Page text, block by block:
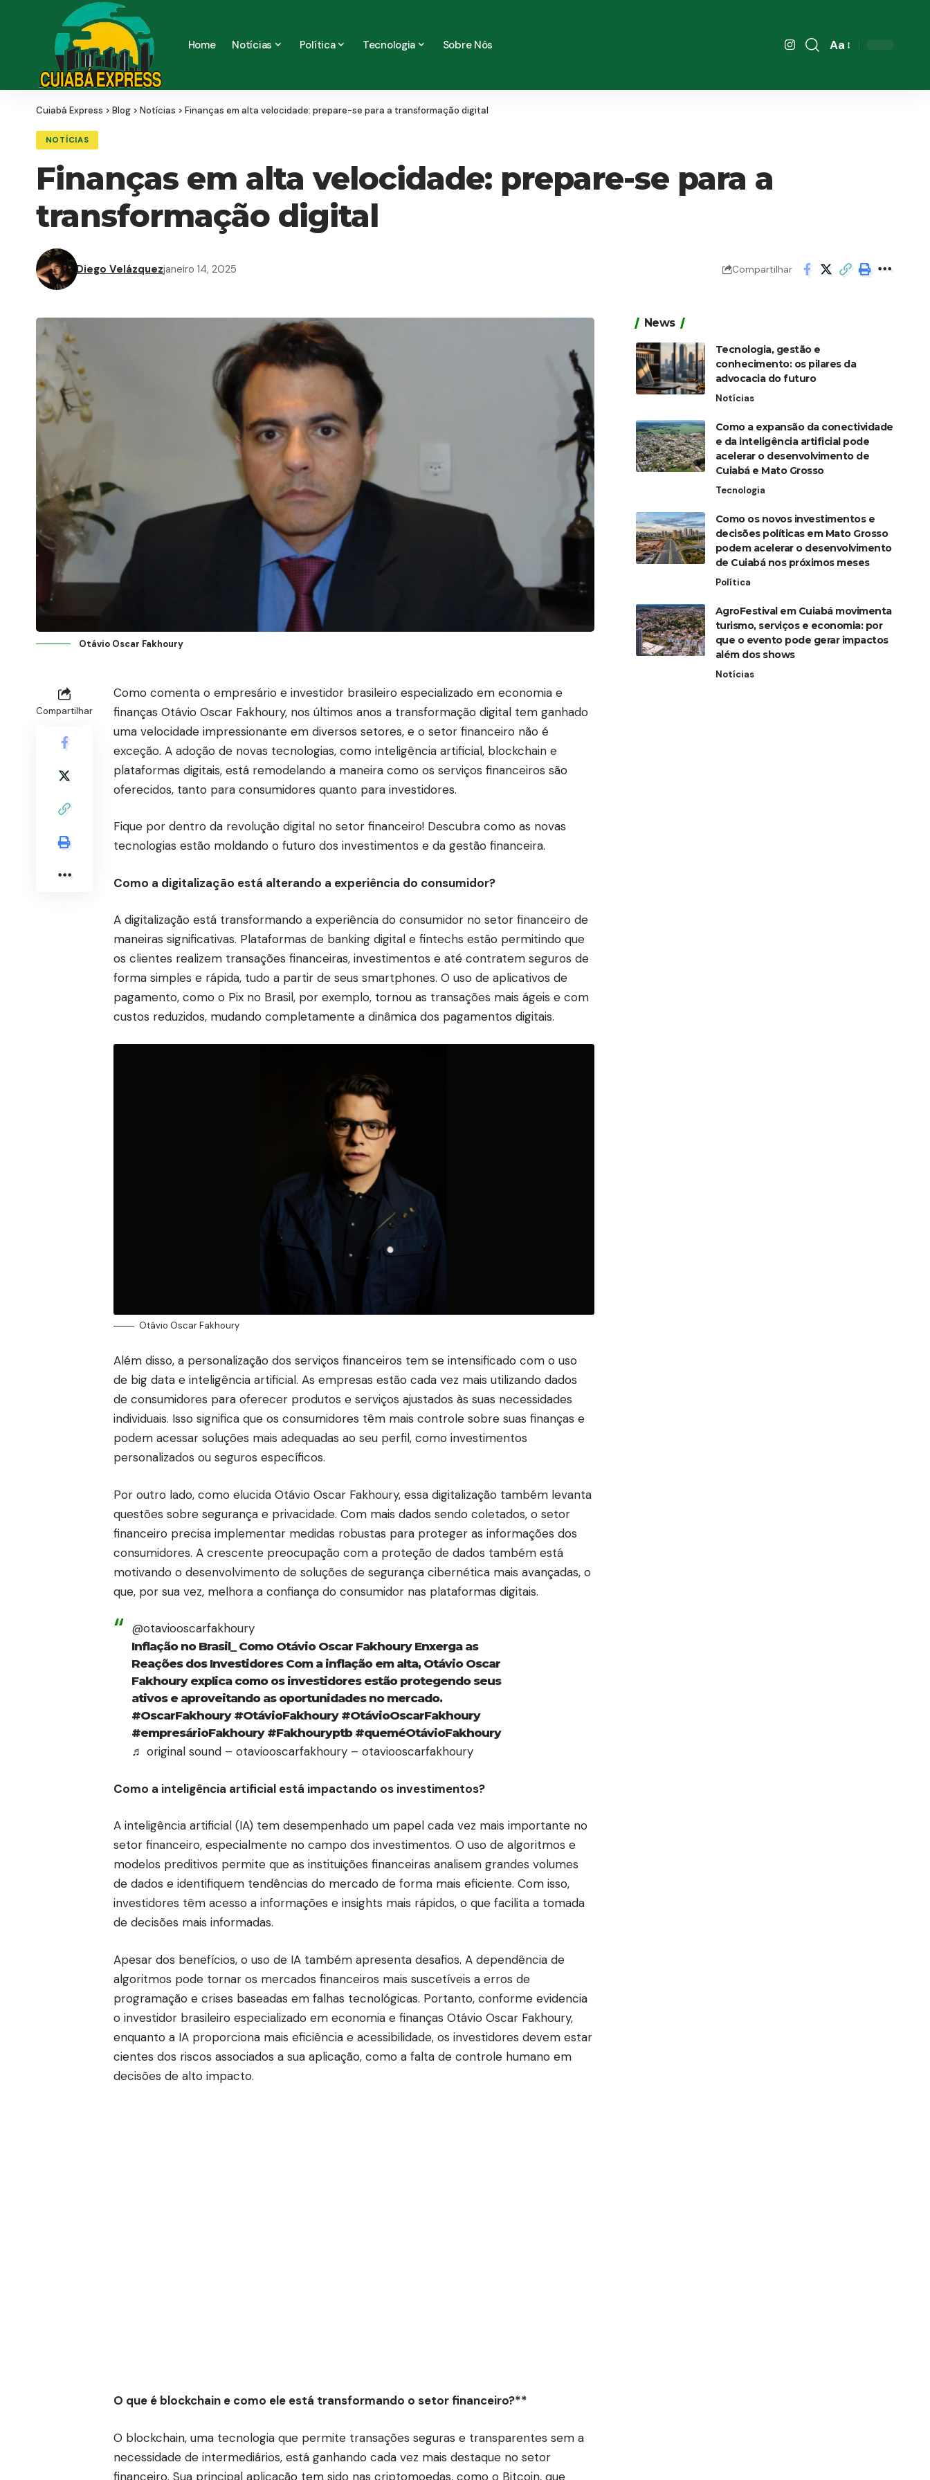
Home Notícias Política Tecnologia Sobre Nós
Font
Aa
Cuiabá Express > Blog > Notícias > Finanças em alta velocidade: prepare-se para a transformação digital
NOTÍCIAS
Finanças em alta velocidade: prepare-se para a
transformação digital
Diego Velázquezjaneiro 14, 2025 Compartilhar
Otávio Oscar Fakhoury
Compartilhar
Como comenta o empresário e investidor brasileiro especializado em economia e
finanças Otávio Oscar Fakhoury, nos últimos anos a transformação digital tem ganhado
uma velocidade impressionante em diversos setores, e o setor financeiro não é
exceção. A adoção de novas tecnologias, como inteligência artificial, blockchain e
plataformas digitais, está remodelando a maneira como os serviços financeiros são
oferecidos, tanto para consumidores quanto para investidores.
Fique por dentro da revolução digital no setor financeiro! Descubra como as novas
tecnologias estão moldando o futuro dos investimentos e da gestão financeira.
Como a digitalização está alterando a experiência do consumidor?
A digitalização está transformando a experiência do consumidor no setor financeiro de
maneiras significativas. Plataformas de banking digital e fintechs estão permitindo que
os clientes realizem transações financeiras, investimentos e até contratem seguros de
forma simples e rápida, tudo a partir de seus smartphones. O uso de aplicativos de
pagamento, como o Pix no Brasil, por exemplo, tornou as transações mais ágeis e com
custos reduzidos, mudando completamente a dinâmica dos pagamentos digitais.
Otávio Oscar Fakhoury
Além disso, a personalização dos serviços financeiros tem se intensificado com o uso
de big data e inteligência artificial. As empresas estão cada vez mais utilizando dados
de consumidores para oferecer produtos e serviços ajustados às suas necessidades
individuais. Isso significa que os consumidores têm mais controle sobre suas finanças e
podem acessar soluções mais adequadas ao seu perfil, como investimentos
personalizados ou seguros específicos.
Por outro lado, como elucida Otávio Oscar Fakhoury, essa digitalização também levanta
questões sobre segurança e privacidade. Com mais dados sendo coletados, o setor
financeiro precisa implementar medidas robustas para proteger as informações dos
consumidores. A crescente preocupação com a proteção de dados também está
motivando o desenvolvimento de soluções de segurança cibernética mais avançadas, o
que, por sua vez, melhora a confiança do consumidor nas plataformas digitais.
@otaviooscarfakhoury
Inflação no Brasil_ Como Otávio Oscar Fakhoury Enxerga as
Reações dos Investidores Com a inflação em alta, Otávio Oscar
Fakhoury explica como os investidores estão protegendo seus
ativos e aproveitando as oportunidades no mercado.
#OscarFakhoury #OtávioFakhoury #OtávioOscarFakhoury
#empresárioFakhoury #Fakhouryptb #queméOtávioFakhoury
♬ original sound – otaviooscarfakhoury – otaviooscarfakhoury
Como a inteligência artificial está impactando os investimentos?
A inteligência artificial (IA) tem desempenhado um papel cada vez mais importante no
setor financeiro, especialmente no campo dos investimentos. O uso de algoritmos e
modelos preditivos permite que as instituições financeiras analisem grandes volumes
de dados e identifiquem tendências do mercado de forma mais eficiente. Com isso,
investidores têm acesso a informações e insights mais rápidos, o que facilita a tomada
de decisões mais informadas.
Apesar dos benefícios, o uso de IA também apresenta desafios. A dependência de
algoritmos pode tornar os mercados financeiros mais suscetíveis a erros de
programação e crises baseadas em falhas tecnológicas. Portanto, conforme evidencia
o investidor brasileiro especializado em economia e finanças Otávio Oscar Fakhoury,
enquanto a IA proporciona mais eficiência e acessibilidade, os investidores devem estar
cientes dos riscos associados a sua aplicação, como a falta de controle humano em
decisões de alto impacto.
O que é blockchain e como ele está transformando o setor financeiro?**
O blockchain, uma tecnologia que permite transações seguras e transparentes sem a
necessidade de intermediários, está ganhando cada vez mais destaque no setor
financeiro. Sua principal aplicação tem sido nas criptomoedas, como o Bitcoin, que
News
Tecnologia, gestão e
conhecimento: os pilares da
advocacia do futuro
Notícias
Como a expansão da conectividade
e da inteligência artificial pode
acelerar o desenvolvimento de
Cuiabá e Mato Grosso
Tecnologia
Como os novos investimentos e
decisões políticas em Mato Grosso
podem acelerar o desenvolvimento
de Cuiabá nos próximos meses
Política
AgroFestival em Cuiabá movimenta
turismo, serviços e economia: por
que o evento pode gerar impactos
além dos shows
Notícias